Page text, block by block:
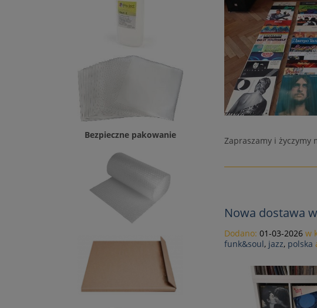
Bezpieczne pakowanie
Zapraszamy i życzymy
Nowa dostawa
Dodano: 01-03-2026 w
funk&soul, jazz, polska